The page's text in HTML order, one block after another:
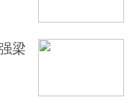
梁